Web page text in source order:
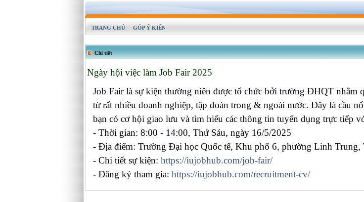
TRANG CHỦ GÓP Ý KIẾN
Chi tiết
Ngày hội việc làm Job Fair 2025
Job Fair là sự kiện thường niên được tổ chức bởi trường ĐHQT nhằm
từ rất nhiều doanh nghiệp, tập đoàn trong & ngoài nước. Đây là cầu
bạn có cơ hội giao lưu và tìm hiểu các thông tin tuyển dụng trực tiếp
- Thời gian: 8:00 - 14:00, Thứ Sáu, ngày 16/5/2025
- Địa điểm: Trường Đại học Quốc tế, Khu phố 6, phường Linh Trung,
- Chi tiết sự kiện: https://iujobhub.com/job-fair/
- Đăng ký tham gia: https://iujobhub.com/recruitment-cv/